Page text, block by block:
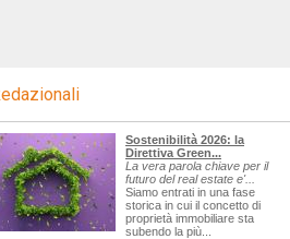
Sostenibilità 2026: la
Direttiva Green...
La vera parola chiave per il
futuro del real estate e'...
Siamo entrati in una fase
storica in cui il concetto di
proprietà immobiliare sta
subendo la più...